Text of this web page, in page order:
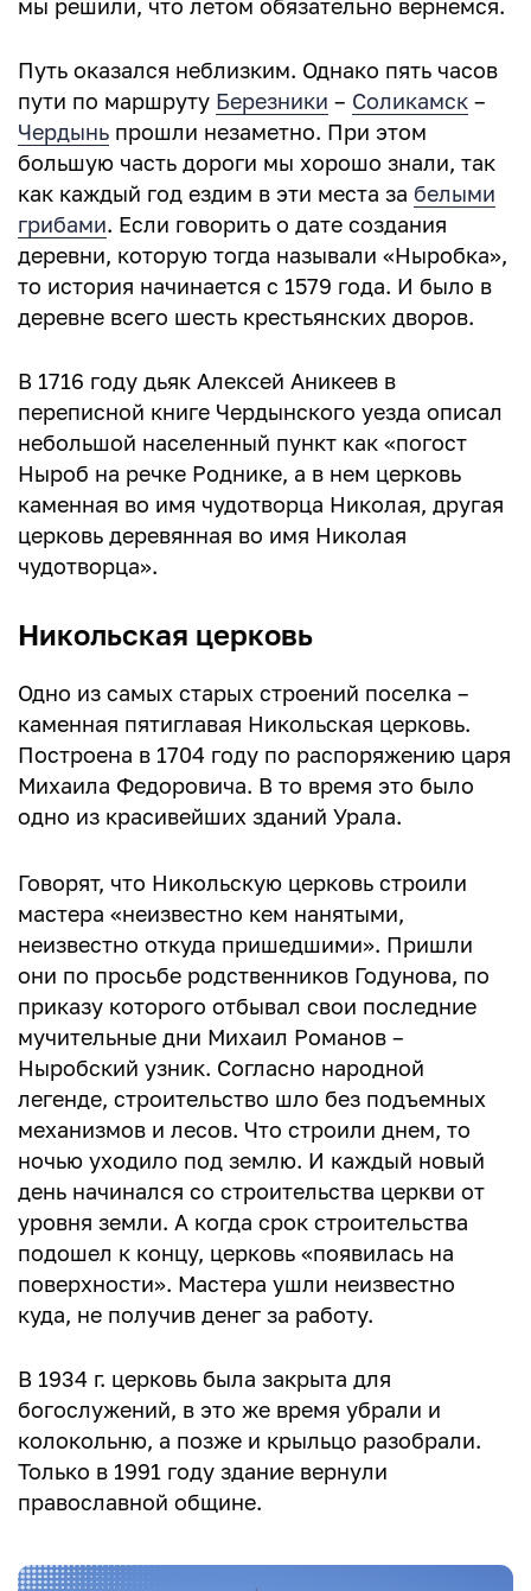
мы решили, что летом обязательно вернемся.
Путь оказался неблизким. Однако пять часов
пути по маршруту Березники – Соликамск –
Чердынь прошли незаметно. При этом
большую часть дороги мы хорошо знали, так
как каждый год ездим в эти места за белыми
грибами. Если говорить о дате создания
деревни, которую тогда называли «Ныробка»,
то история начинается с 1579 года. И было в
деревне всего шесть крестьянских дворов.
В 1716 году дьяк Алексей Аникеев в
переписной книге Чердынского уезда описал
небольшой населенный пункт как «погост
Ныроб на речке Роднике, а в нем церковь
каменная во имя чудотворца Николая, другая
церковь деревянная во имя Николая
чудотворца».
Никольская церковь
Одно из самых старых строений поселка –
каменная пятиглавая Никольская церковь.
Построена в 1704 году по распоряжению царя
Михаила Федоровича. В то время это было
одно из красивейших зданий Урала.
Говорят, что Никольскую церковь строили
мастера «неизвестно кем нанятыми,
неизвестно откуда пришедшими». Пришли
они по просьбе родственников Годунова, по
приказу которого отбывал свои последние
мучительные дни Михаил Романов –
Ныробский узник. Согласно народной
легенде, строительство шло без подъемных
механизмов и лесов. Что строили днем, то
ночью уходило под землю. И каждый новый
день начинался со строительства церкви от
уровня земли. А когда срок строительства
подошел к концу, церковь «появилась на
поверхности». Мастера ушли неизвестно
куда, не получив денег за работу.
В 1934 г. церковь была закрыта для
богослужений, в это же время убрали и
колокольню, а позже и крыльцо разобрали.
Только в 1991 году здание вернули
православной общине.